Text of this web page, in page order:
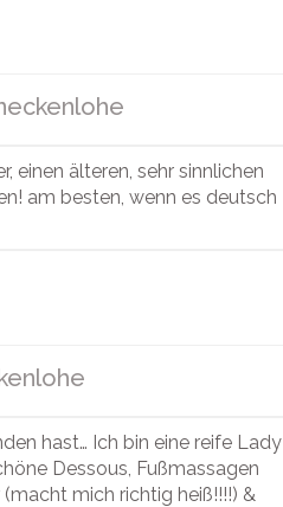
einen älteren, sehr sinnlichen
am besten, wenn es deutsch
hast… Ich bin eine reife Lady
Dessous, Fußmassagen
mich richtig heiß!!!!) &